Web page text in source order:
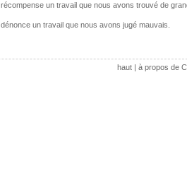
récompense un travail que nous avons trouvé de
dénonce un travail que nous avons jugé mauvais.
haut| à propos de